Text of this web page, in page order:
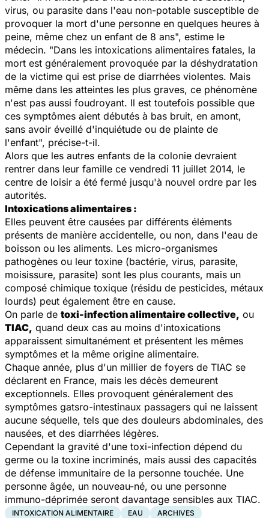
virus, ou parasite dans l'eau non-potable susceptible de
provoquer la mort d'une personne en quelques heures à
peine, même chez un enfant de 8 ans", estime le
médecin. "Dans les intoxications alimentaires fatales, la
mort est généralement provoquée par la déshydratation
de la victime qui est prise de diarrhées violentes. Mais
même dans les atteintes les plus graves, ce phénomène
n'est pas aussi foudroyant. Il est toutefois possible que
ces symptômes aient débutés à bas bruit, en amont,
sans avoir éveillé d'inquiétude ou de plainte de
l'enfant", précise-t-il.
Alors que les autres enfants de la colonie devraient
rentrer dans leur famille ce vendredi 11 juillet 2014, le
centre de loisir a été fermé jusqu'à nouvel ordre par les
autorités.
Intoxications alimentaires :
Elles peuvent être causées par différents éléments
présents de manière accidentelle, ou non, dans l'eau de
boisson ou les aliments. Les micro-organismes
pathogènes ou leur toxine (bactérie, virus, parasite,
moisissure, parasite) sont les plus courants, mais un
composé chimique toxique (résidu de pesticides, métaux
lourds) peut également être en cause.
On parle de toxi-infection alimentaire collective, ou
TIAC, quand deux cas au moins d'intoxications
apparaissent simultanément et présentent les mêmes
symptômes et la même origine alimentaire.
Chaque année, plus d'un millier de foyers de TIAC se
déclarent en France, mais les décès demeurent
exceptionnels. Elles provoquent généralement des
symptômes gatsro-intestinaux passagers qui ne laissent
aucune séquelle, tels que des douleurs abdominales, des
nausées, et des diarrhées légères.
Cependant la gravité d'une toxi-infection dépend du
germe ou la toxine incriminés, mais aussi des capacités
de défense immunitaire de la personne touchée. Une
personne âgée, un nouveau-né, ou une personne
immuno-déprimée seront davantage sensibles aux TIAC.
INTOXICATION ALIMENTAIRE EAU ARCHIVES